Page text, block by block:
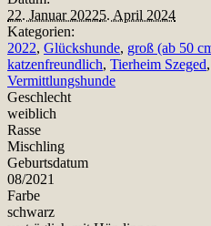
22. Januar 20225. April 2024
Kategorien:
2022, Glückshunde, groß (ab 50
katzenfreundlich, Tierheim Szeged,
Vermittlungshunde
Geschlecht
weiblich
Rasse
Mischling
Geburtsdatum
08/2021
Farbe
schwarz